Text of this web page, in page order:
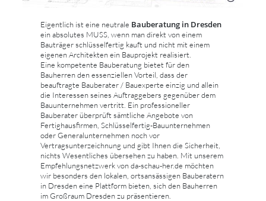
Eigentlich ist eine neutrale Bauberatung in Dresden
ein absolutes MUSS, wenn man direkt von einem
Bauträger schlüsselfertig kauft und nicht mit einem
eigenen Architekten ein Bauprojekt realisiert.
Eine kompetente Bauberatung bietet für den
Bauherren den essenziellen Vorteil, dass der
beauftragte Bauberater / Bauexperte einzig und allein
die Interessen seines Auftraggebers gegenüber dem
Bauunternehmen vertritt. Ein professioneller
Bauberater überprüft sämtliche Angebote von
Fertighausfirmen, Schlüsselfertig-Bauunternehmen
oder Generalunternehmen noch vor
Vertragsunterzeichnung und gibt Ihnen die Sicherheit,
nichts Wesentliches übersehen zu haben. Mit unserem
Empfehlungsnetzwerk von da-schau-her.de möchten
wir besonders den lokalen, ortsansässigen Bauberatern
in Dresden eine Plattform bieten, sich den Bauherren
im Großraum Dresden zu präsentieren.